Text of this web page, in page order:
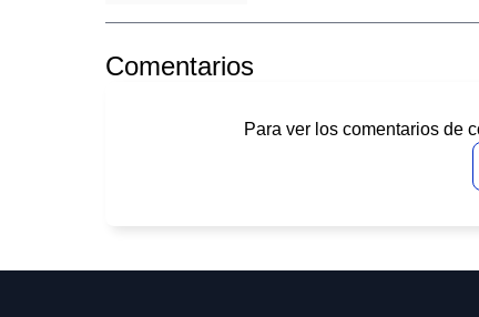
Comentarios
Para ver los comentarios de